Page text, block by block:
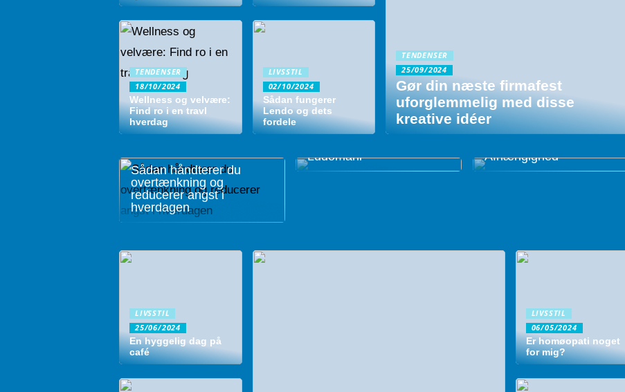
TENDENSER
18/10/2024
Wellness og velvære:
Find ro i en travl
hverdag
LIVSSTIL
02/10/2024
Sådan fungerer
Lendo og dets
fordele
TENDENSER
25/09/2024
Gør din næste firmafest
uforglemmelig med disse
kreative idéer
Sådan håndterer du
overtænkning og
reducerer angst i
hverdagen
Ludomani
Alkoholbehandling: Vejen
Afhængighed
LIVSSTIL
25/06/2024
En hyggelig dag på
café
LIVSSTIL
06/05/2024
Er homøopati noget
for mig?